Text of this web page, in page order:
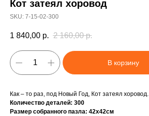
Кот затеял хоровод
SKU: 7-15-02-300
1 840,00 р. 2 160,00 р.
В корзину
Как – то раз, под Новый Год, Кот затеял хоровод.
Количество деталей: 300
Размер собранного пазла: 42х42см